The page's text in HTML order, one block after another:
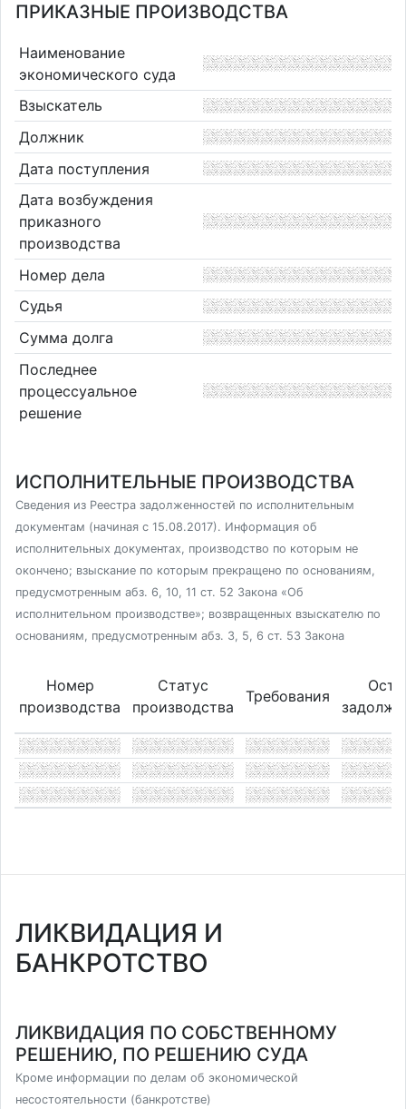
ПРИКАЗНЫЕ ПРОИЗВОДСТВА
Наименование
экономического суда
Взыскатель
Должник
Дата поступления
Дата возбуждения
приказного
производства
Номер дела
Судья
Сумма долга
Последнее
процессуальное
решение
ИСПОЛНИТЕЛЬНЫЕ ПРОИЗВОДСТВА
Сведения из Реестра задолженностей по исполнительным
документам (начиная с 15.08.2017). Информация об
исполнительных документах, производство по которым не
окончено; взыскание по которым прекращено по основаниям,
предусмотренным абз. 6, 10, 11 ст. 52 Закона «Об
исполнительном производстве»; возвращенных взыскателю по
основаниям, предусмотренным абз. 3, 5, 6 ст. 53 Закона
Номер
производства
Статус
производства
Требования
ЛИКВИДАЦИЯ И
БАНКРОТСТВО
ЛИКВИДАЦИЯ ПО СОБСТВЕННОМУ
РЕШЕНИЮ, ПО РЕШЕНИЮ СУДА
Кроме информации по делам об экономической
несостоятельности (банкротстве)